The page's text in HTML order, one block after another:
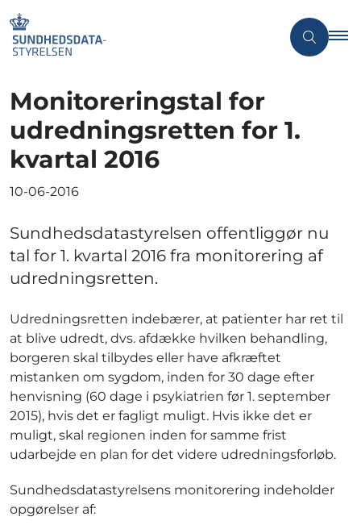
Monitoreringstal for
udredningsretten for 1.
kvartal 2016
10-06-2016
Sundhedsdatastyrelsen offentliggør nu
tal for 1. kvartal 2016 fra monitorering af
udredningsretten.
Udredningsretten indebærer, at patienter har ret til
at blive udredt, dvs. afdække hvilken behandling,
borgeren skal tilbydes eller have afkræftet
mistanken om sygdom, inden for 30 dage efter
henvisning (60 dage i psykiatrien før 1. september
2015), hvis det er fagligt muligt. Hvis ikke det er
muligt, skal regionen inden for samme frist
udarbejde en plan for det videre udredningsforløb.
Sundhedsdatastyrelsens monitorering indeholder
opgørelser af: